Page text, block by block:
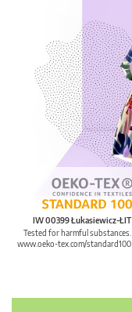
IW 00399 Łukasiewicz-ŁIT
Tested for harmful substances.
www.oeko-tex.com/standard100